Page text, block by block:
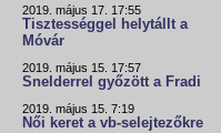
2019. május 17. 17:55
Tisztességgel helytállt a
Móvár
2019. május 15. 17:57
Snelderrel győzött a Fradi
2019. május 15. 7:19
Női keret a vb-selejtezőkre